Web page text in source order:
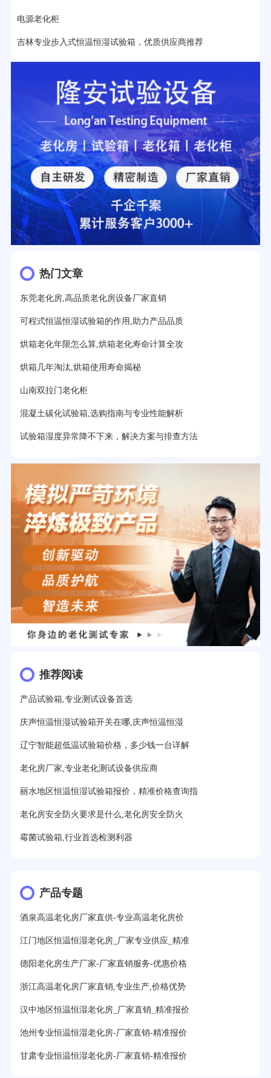
电源老化柜
吉林专业步入式恒温恒湿试验箱，优质供应商推荐
热门文章
东莞老化房,高品质老化房设备厂家直销
可程式恒温恒湿试验箱的作用,助力产品品质
烘箱老化年限怎么算,烘箱老化寿命计算全攻
烘箱几年淘汰,烘箱使用寿命揭秘
山南双拉门老化柜
混凝土碳化试验箱,选购指南与专业性能解析
试验箱湿度异常降不下来，解决方案与排查方法
推荐阅读
产品试验箱,专业测试设备首选
庆声恒温恒湿试验箱开关在哪,庆声恒温恒湿
辽宁智能超低温试验箱价格，多少钱一台详解
老化房厂家,专业老化测试设备供应商
丽水地区恒温恒湿试验箱报价，精准价格查询指
老化房安全防火要求是什么,老化房安全防火
霉菌试验箱,行业首选检测利器
产品专题
酒泉高温老化房厂家直供-专业高温老化房价
江门地区恒温恒湿老化房_厂家专业供应_精准
德阳老化房生产厂家-厂家直销服务-优惠价格
浙江高温老化房厂家直销,专业生产,价格优势
汉中地区恒温恒湿老化房_厂家直销_精准报价
池州专业恒温恒湿老化房-厂家直销-精准报价
甘肃专业恒温恒湿老化房-厂家直销-精准报价